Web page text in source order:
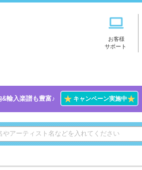
お客様
サポート
&輸入楽譜も豊富♪ ★キャンペーン実施中★